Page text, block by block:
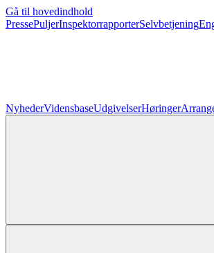
Gå til hovedindhold
PressePuljerInspektorrapporterSelvbetjening
NyhederVidensbaseUdgivelserHøringer